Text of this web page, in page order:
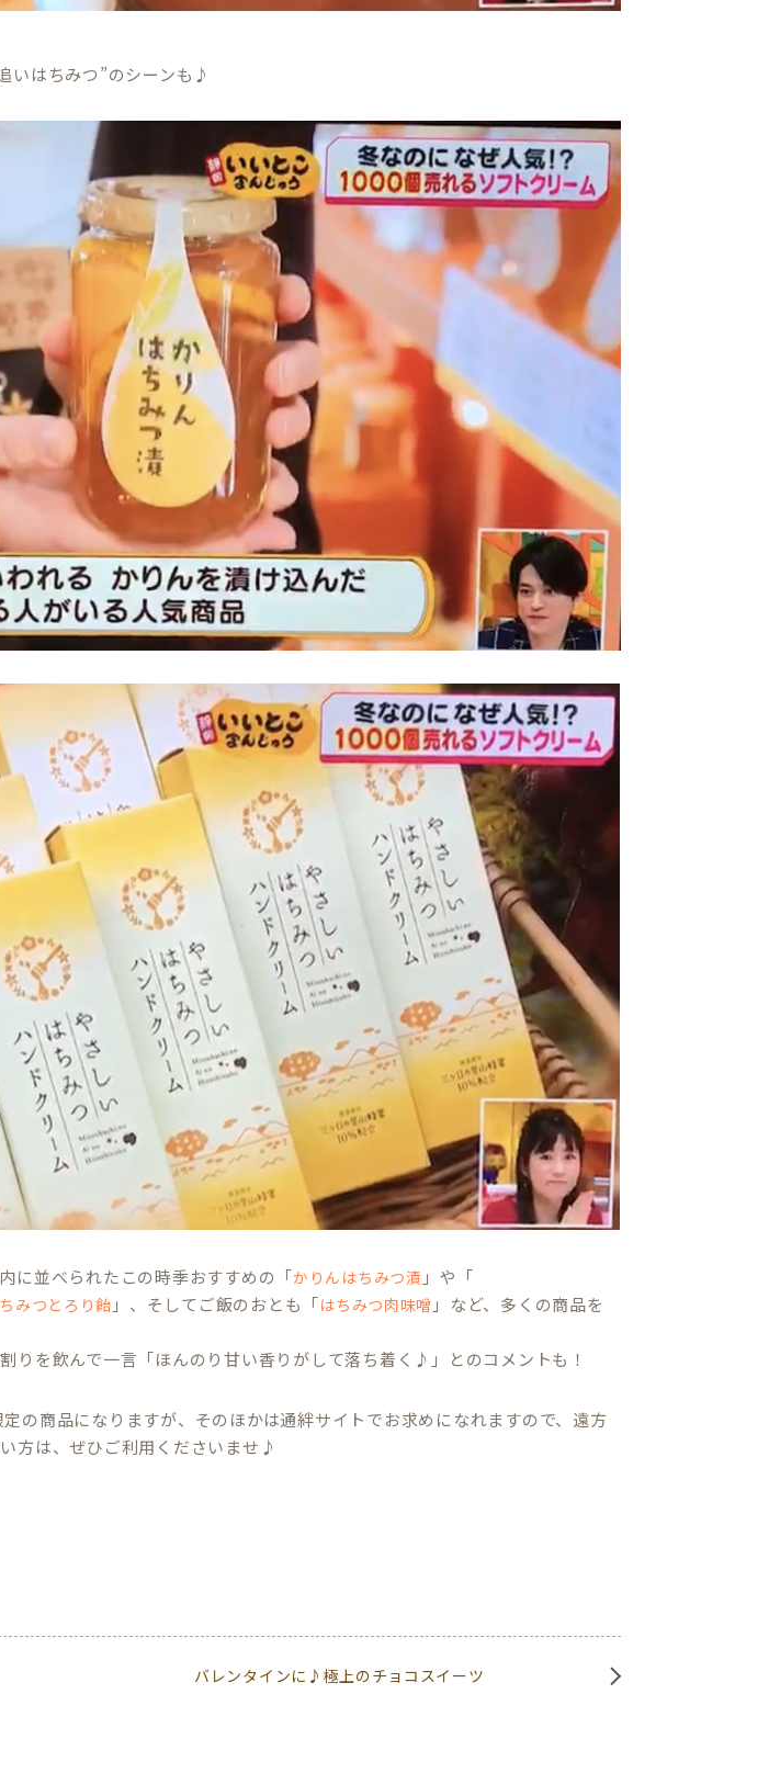
いはちみつ”のシーンも♪
に並べられたこの時季おすすめの「かりんはちみつ漬 」や「
みつとろり飴 」、そしてご飯のおとも「はちみつ肉味噌 」など、多くの商品を
りを飲んで一言「ほんのり甘い香りがして落ち着く♪」とのコメントも！
定の商品になりますが、そのほかは通絆サイトでお求めになれますので、遠方
方は、ぜひご利用くださいませ♪
バレンタインに♪極上のチョコスイーツ